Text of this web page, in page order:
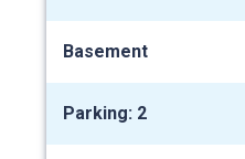
Basement
Parking: 2